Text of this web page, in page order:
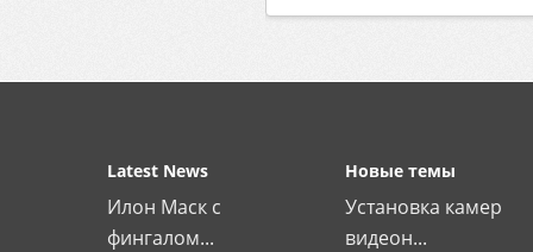
Latest News
Илон Маск с
фингалом...
Новые темы
Установка камер
видеон...